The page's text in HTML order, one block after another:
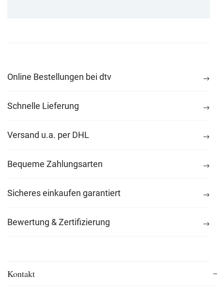
Online Bestellungen bei dtv
Schnelle Lieferung
Versand u.a. per DHL
Bequeme Zahlungsarten
Sicheres einkaufen garantiert
Bewertung & Zertifizierung
Kontakt